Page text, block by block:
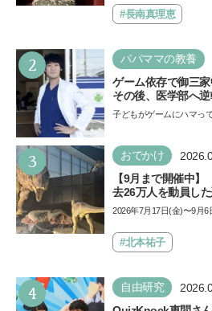
できると子どもに知
ザ…#長南真理恵
2 パパママの教養
ゲーム依存で御三
その後、医学部へ
「ゲームの経験が受
子どもがゲームにハマっ
い…
3 おでかけ
【9月まで開催中
去26万人を動員し
夏休みのおでかけで
2026年7月17日(金)〜9月6
催…#北本祐子
4 自由研究